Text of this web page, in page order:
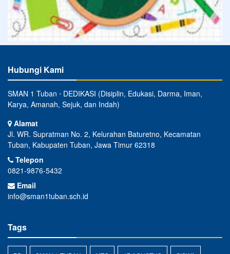
Hubungi Kami
SMAN 1 Tuban ⋅ DEDIKASI (Disiplin, Edukasi, Darma, Iman,
Karya, Amanah, Sejuk, dan Indah)
Alamat
Jl. WR. Supratman No. 2, Kelurahan Baturetno, Kecamatan
Tuban, Kabupaten Tuban, Jawa Timur 62318
Telepon
0821-9876-5432
Email
info@sman1tuban.sch.id
Tags